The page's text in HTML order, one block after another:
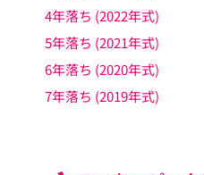
4年落ち (2022年式)
5年落ち (2021年式)
6年落ち (2020年式)
7年落ち (2019年式)